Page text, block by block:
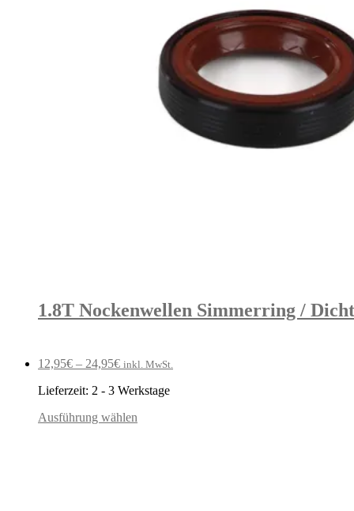
1.8T Nockenwellen Simmerring /
12,95€ – 24,95€ inkl. MwSt.
Lieferzeit: 2 - 3 Werkstage
Ausführung wählen